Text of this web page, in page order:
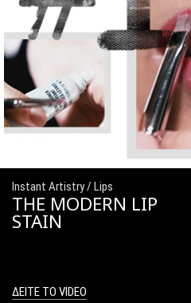
Instant Artistry / Lips
THE MODERN LIP
STAIN
ΔΕΙΤΕ ΤΟ VIDEO